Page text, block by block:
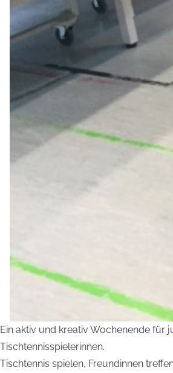
Ein aktiv und kreativ Wochenende für
Tischtennisspielerinnen.
Tischtennis spielen, Freundinnen